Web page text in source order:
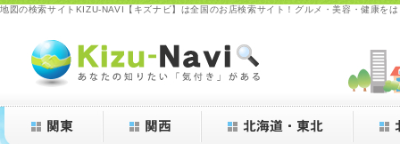
地図の検索サイトKIZU-NAVI【キズナビ】は全国のお店検索サイト！グルメ・美容・健康を